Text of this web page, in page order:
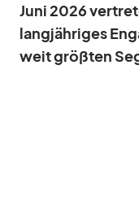
Juni 2026
lang­jäh­ri­ges
weit größ­ten